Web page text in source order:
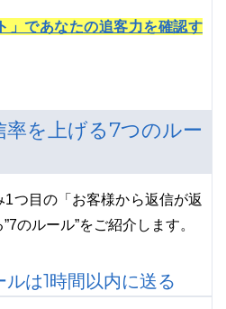
」であなたの追客力を確認す
を上げる7つのルー
つ目の「お客様から返信が返
のルール”をご紹介します。
は1時間以内に送る